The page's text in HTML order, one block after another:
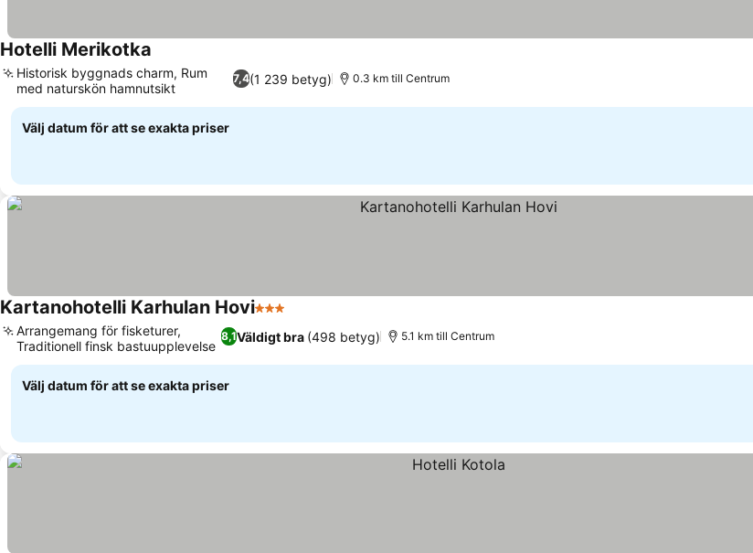
Hotelli Merikotka
7,4(1 239 betyg)
Historisk byggnads charm, Rum
med naturskön hamnutsikt
0.3 km till Centrum
Välj datum för att se exakta priser
Kartanohotelli Karhulan Hovi3 Stjärnor
8,1Väldigt bra (498 betyg)
Arrangemang för fisketurer,
Traditionell finsk bastuupplevelse
5.1 km till Centrum
Välj datum för att se exakta priser